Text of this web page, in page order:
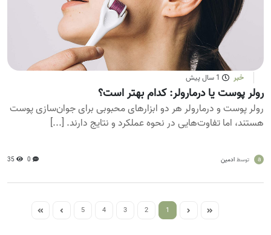
خبر 1 سال پیش
رولر پوست یا درمارولر: کدام بهتر است؟
رولر پوست و درمارولر هر دو ابزارهای محبوبی برای جوان‌سازی پوست
هستند، اما تفاوت‌هایی در نحوه عملکرد و نتایج دارند. [...]
a توسط ادمین 0
35
1
2
3
4
5